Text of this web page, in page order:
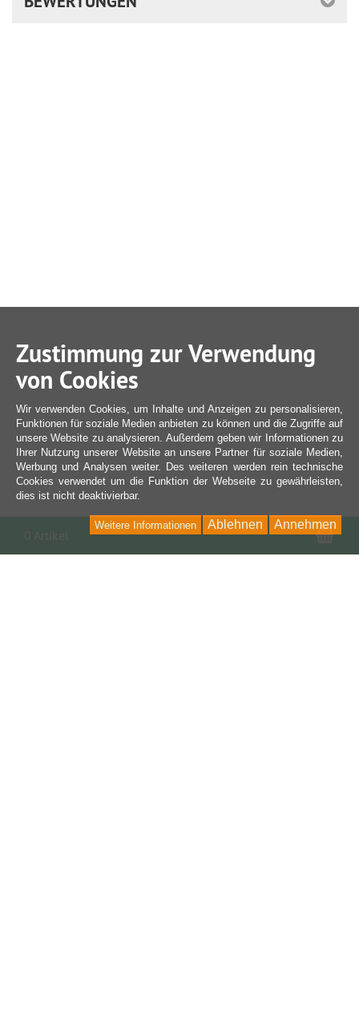
Zustimmung zur Verwendung
von Cookies
Wir verwenden Cookies, um Inhalte und Anzeigen zu personalisieren,
Funktionen für soziale Medien anbieten zu können und die Zugriffe auf
unsere Website zu analysieren. Außerdem geben wir Informationen zu
Ihrer Nutzung unserer Website an unsere Partner für soziale Medien,
Werbung und Analysen weiter. Des weiteren werden rein technische
Cookies verwendet um die Funktion der Webseite zu gewährleisten,
dies ist nicht deaktivierbar.
Annehmen
Ablehnen
Weitere Informationen